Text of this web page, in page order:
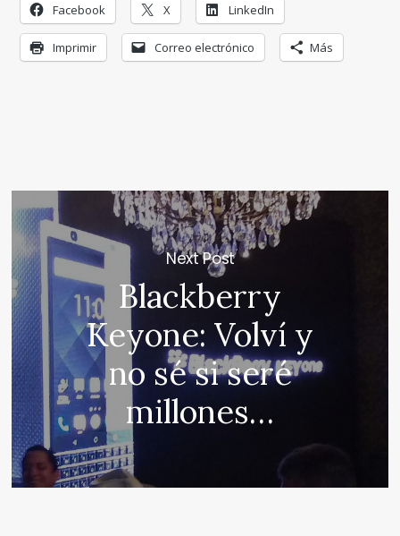
Facebook X LinkedIn
Imprimir Correo electrónico Más
Next Post
Blackberry
Keyone: Volví y
no sé si seré
millones…